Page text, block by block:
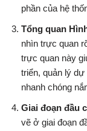
phần của hệ
Tổng quan
nhìn trực quan
trực quan này
triển, quản lý
nhanh chóng
Giai đoạn đầu
vẽ ở giai đoạn